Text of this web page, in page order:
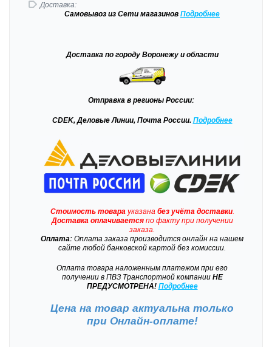
Доставка:
Самовывоз из Сети магазинов Подробнее
Доставка по городу Воронежу и области
Отправка в регионы России:
CDEK, Деловые Линии, Почта России. Подробнее
Стоимость товарауказана без учёта доставки.
Доставкаоплачиваетсяпо факту при получении
заказа.
Оплата: Оплата заказа производится онлайн на нашем
сайте любой банковской картой без комиссии.
Оплата товара наложенным платежом при его
получении в ПВЗ Транспортной компанииНЕ
ПРЕДУСМОТРЕНА! Подробнее
Цена на товар актуальна только
при Онлайн-оплате!